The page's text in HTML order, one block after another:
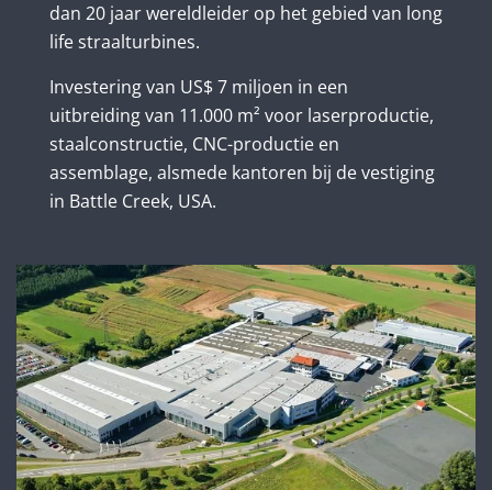
dan 20 jaar wereldleider op het gebied van long
life straalturbines.
Investering van US$ 7 miljoen in een
uitbreiding van 11.000 m² voor laserproductie,
staalconstructie, CNC-productie en
assemblage, alsmede kantoren bij de vestiging
in Battle Creek, USA.